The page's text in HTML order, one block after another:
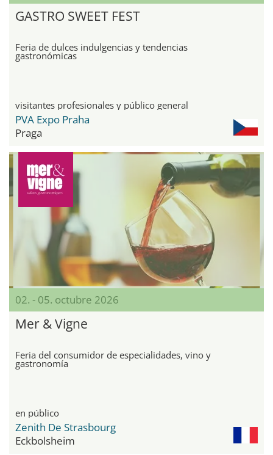
GASTRO SWEET FEST
Feria de dulces indulgencias y tendencias
gastronómicas
visitantes profesionales y público general
PVA Expo Praha
Praga
02. - 05. octubre 2026
Mer & Vigne
Feria del consumidor de especialidades, vino y
gastronomía
en público
Zenith De Strasbourg
Eckbolsheim